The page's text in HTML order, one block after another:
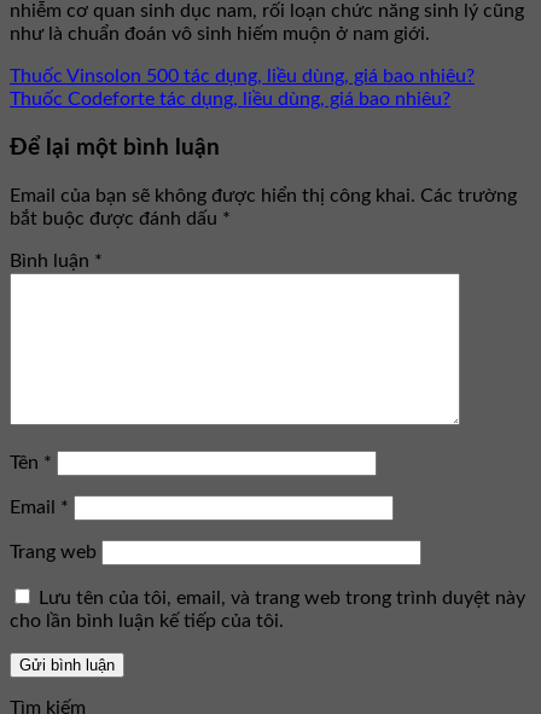
nhiễm cơ quan sinh dục nam, rối loạn chức năng sinh lý cũng
như là chuẩn đoán vô sinh hiếm muộn ở nam giới.
Thuốc Vinsolon 500 tác dụng, liều dùng, giá bao nhiêu?
Thuốc Codeforte tác dụng, liều dùng, giá bao nhiêu?
Để lại một bình luận
Email của bạn sẽ không được hiển thị công khai. Các trường
bắt buộc được đánh dấu *
Bình luận *
Tên *
Email *
Trang web
Lưu tên của tôi, email, và trang web trong trình duyệt này
cho lần bình luận kế tiếp của tôi.
Tìm kiếm